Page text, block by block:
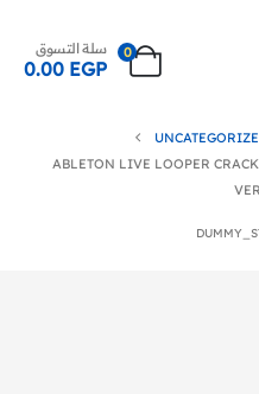
0 سلة التسوق
0.00 EGP
ABLETON LIVE LOOPER